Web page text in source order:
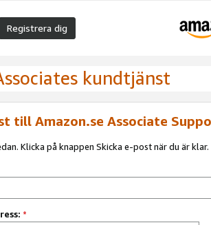
Registrera dig
kundtjänst
till Amazon.se Associate
Klicka på knappen Skicka e-post när du är klar.
*